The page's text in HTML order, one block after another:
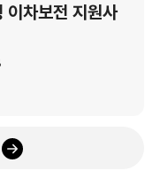
차보전 지원사